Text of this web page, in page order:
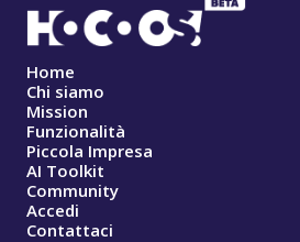
Home
Chi siamo
Mission
Funzionalità
Piccola Impresa
AI Toolkit
Community
Accedi
Contattaci